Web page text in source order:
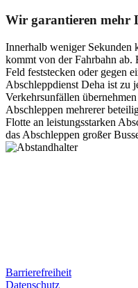
Wir garantieren mehr
Innerhalb weniger Sekunden
kommt von der Fahrbahn ab.
Feld feststecken oder gegen
Abschleppdienst Deha ist zu
Verkehrsunfällen
Abschleppen mehrerer
Flotte an leistungsstarken
das Abschleppen großer
Barrierefreiheit
Datenschutz